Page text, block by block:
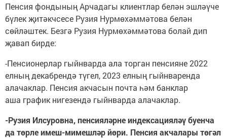
Пенсия фондының Арчадагы клиентлар белән эшләүче
бүлек җитәкчсесе Рузия Нурмөхәммәтова белән
сөйләштек. Безгә Рузия Нурмөхәммәтова болай дип
җавап бирде:
-Пенсионерлар гыйнварда ала торган пенсияне 2022
елның декабрендә түгел, 2023 елның гыйнваренда
алачаклар. Пенсия акчасын почта һәм банклар
аша график нигезендә гыйнварда алачаклар.
-Рузия Илсуровна, пенсияләрне индексацияләү буенча
да төрле имеш-мимешләр йөри. Пенсия акчалары төгәл